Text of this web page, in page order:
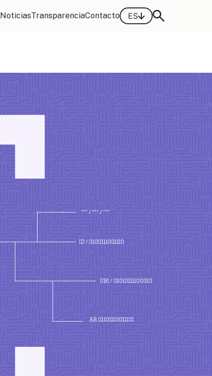
NoticiasTransparenciaContacto ES